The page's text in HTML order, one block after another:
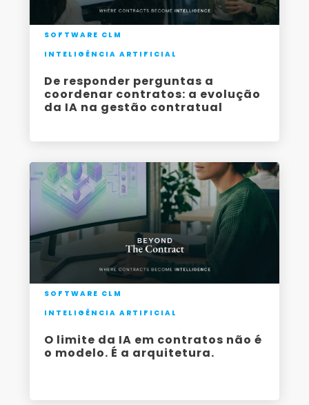
SOFTWARE CLM
INTELIGÊNCIA ARTIFICIAL
De responder perguntas a
coordenar contratos: a evolução
da IA na gestão contratual
SOFTWARE CLM
INTELIGÊNCIA ARTIFICIAL
O limite da IA em contratos não é
o modelo. É a arquitetura.